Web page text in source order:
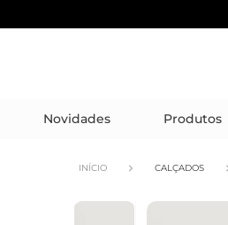
Novidades Produtos
INÍCIO CALÇADOS